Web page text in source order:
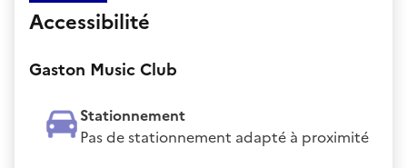
Accessibilité
Gaston Music Club
Stationnement
Pas de stationnement adapté à proximité